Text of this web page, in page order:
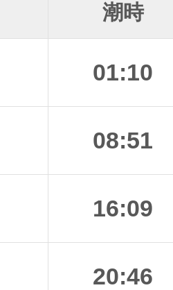
潮時
01:10
08:51
16:09
20:46